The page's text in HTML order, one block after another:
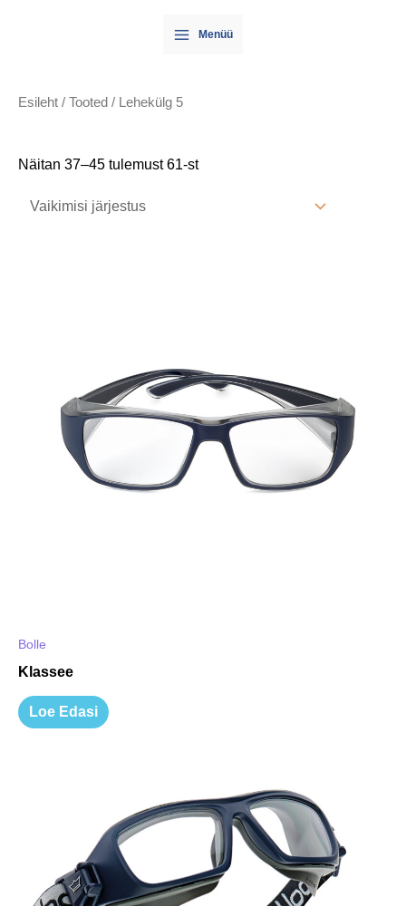
Menüü
Esileht / Tooted / Lehekülg 5
Näitan 37–45 tulemust 61-st
Bolle
Klassee
Loe Edasi